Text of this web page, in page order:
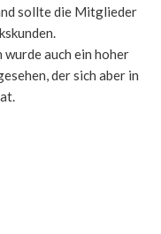
sollte die Mitglieder
auch ein hoher
der sich aber in